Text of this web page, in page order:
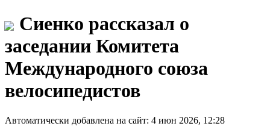
Сиенко рассказал о
заседании Комитета
Международного союза
велосипедистов
Автоматически добавлена на сайт: 4 июн 2026, 12:28